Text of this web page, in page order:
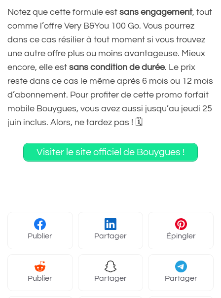
Notez que cette formule est sans engagement, tout
comme l’offre Very B&You 100 Go. Vous pourrez
dans ce cas résilier à tout moment si vous trouvez
une autre offre plus ou moins avantageuse. Mieux
encore, elle est sans condition de durée. Le prix
reste dans ce cas le même après 6 mois ou 12 mois
d’abonnement. Pour profiter de cette promo forfait
mobile Bouygues, vous avez aussi jusqu’au jeudi 25
juin inclus. Alors, ne tardez pas ! 🗓️
Visiter le site officiel de Bouygues !
Publier Partager Épingler
Publier Partager Partager